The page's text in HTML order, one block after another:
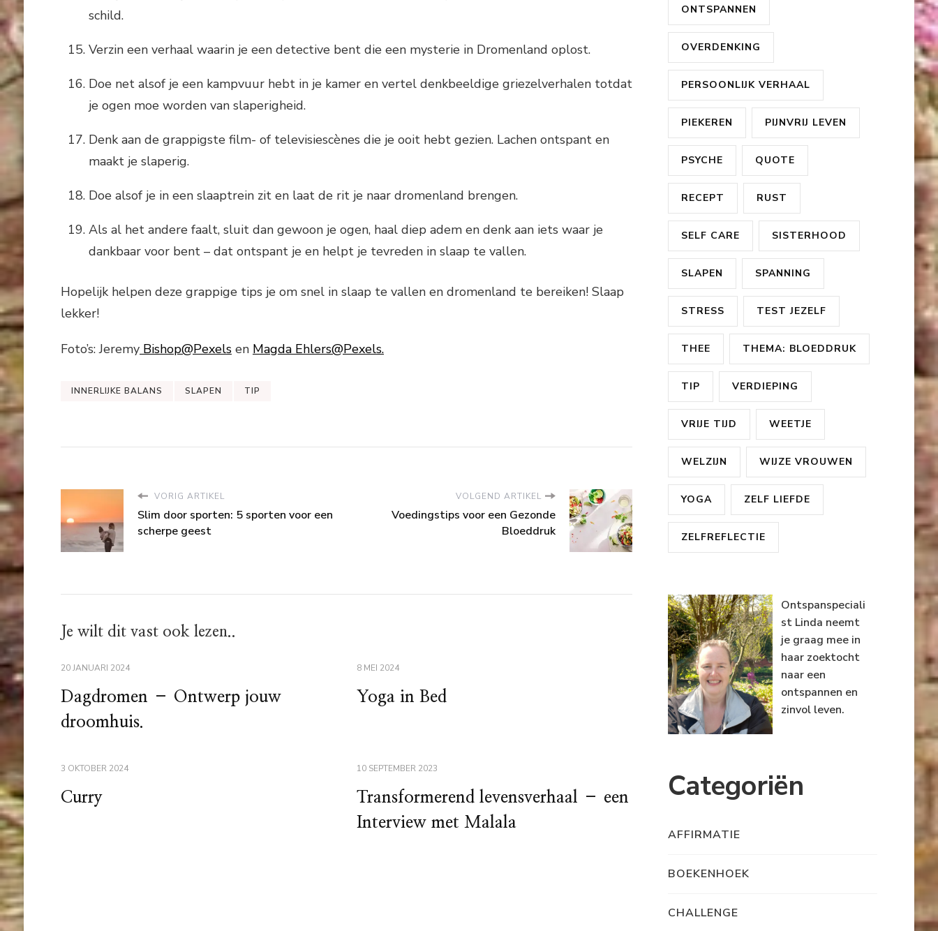
schild.
Verzin een verhaal waarin je een detective bent die een mysterie in Dromenland oplost.
Doe net alsof je een kampvuur hebt in je kamer en vertel denkbeeldige griezelverhalen totdat
je ogen moe worden van slaperigheid.
Denk aan de grappigste film- of televisiescènes die je ooit hebt gezien. Lachen ontspant en
maakt je slaperig.
Doe alsof je in een slaaptrein zit en laat de rit je naar dromenland brengen.
Als al het andere faalt, sluit dan gewoon je ogen, haal diep adem en denk aan iets waar je
dankbaar voor bent – dat ontspant je en helpt je tevreden in slaap te vallen.
Hopelijk helpen deze grappige tips je om snel in slaap te vallen en dromenland te bereiken! Slaap
lekker!
Foto’s: JeremyBishop@Pexelsen Magda Ehlers@Pexels.
INNERLIJKE BALANS SLAPEN TIP
VORIG ARTIKEL
Slim door sporten: 5 sporten voor een
scherpe geest
VOLGEND ARTIKEL
Voedingstips voor een Gezonde
Bloeddruk
Je wilt dit vast ook lezen..
20 JANUARI 2024
Dagdromen – Ontwerp jouw
droomhuis.
8 MEI 2024
Yoga in Bed
3 OKTOBER 2024
Curry
10 SEPTEMBER 2023
Transformerend levensverhaal – een
Interview met Malala
ONTSPANNEN
OVERDENKING
PERSOONLIJK VERHAAL
PIEKEREN PIJNVRIJ LEVEN
PSYCHE QUOTE
RECEPT RUST
SELF CARE SISTERHOOD
SLAPEN SPANNING
STRESS TEST JEZELF
THEE THEMA: BLOEDDRUK
TIP VERDIEPING
VRIJE TIJD WEETJE
WELZIJN WIJZE VROUWEN
YOGA ZELF LIEFDE
ZELFREFLECTIE
Ontspanspeciali
st Linda neemt
je graag mee in
haar zoektocht
naar een
ontspannen en
zinvol leven.
Categoriën
AFFIRMATIE
BOEKENHOEK
CHALLENGE